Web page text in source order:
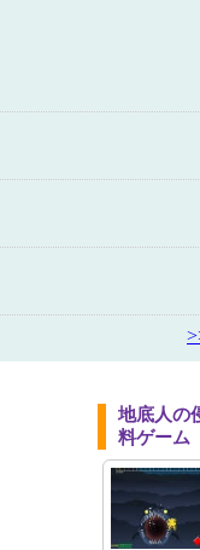
地底人の
料ゲーム